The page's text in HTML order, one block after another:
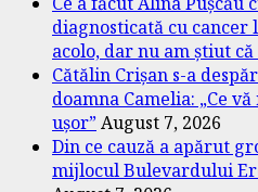
diagnosticată cu cancer
acolo, dar nu am știut că
Cătălin Crișan s-a
doamna Camelia: „Ce
ușor”August 7, 2026
Din ce cauză a apărut
mijlocul Bulevardului